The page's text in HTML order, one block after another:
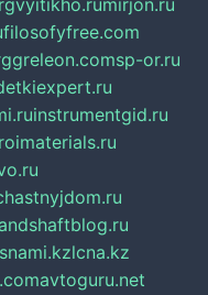
vyitikho.rumirjon.ru
filosofyfree.com
greleon.comsp-or.ru
instrumentgid.ru
lcna.kz
avtoguru.net